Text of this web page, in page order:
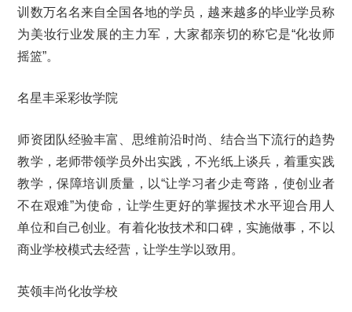
训数万名名来自全国各地的学员，越来越多的毕业学员称
为美妆行业发展的主力军，大家都亲切的称它是“化妆师
摇篮”。
名星丰采彩妆学院
师资团队经验丰富、思维前沿时尚、结合当下流行的趋势
教学，老师带领学员外出实践，不光纸上谈兵，着重实践
教学，保障培训质量，以“让学习者少走弯路，使创业者
不在艰难”为使命，让学生更好的掌握技术水平迎合用人
单位和自己创业。有着化妆技术和口碑，实施做事，不以
商业学校模式去经营，让学生学以致用。
英领丰尚化妆学校